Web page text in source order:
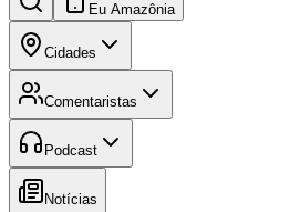
Eu Amazônia
Cidades
Comentaristas
Podcast
Notícias